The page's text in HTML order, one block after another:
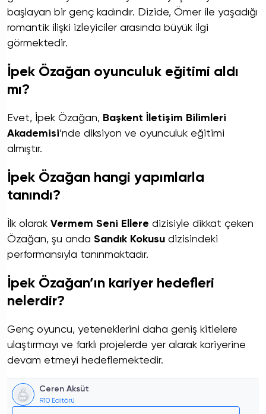
başlayan bir genç kadındır. Dizide, Ömer ile yaşadığı
romantik ilişki izleyiciler arasında büyük ilgi
görmektedir.
İpek Özağan oyunculuk eğitimi aldı
mı?
Evet, İpek Özağan, Başkent İletişim Bilimleri
Akademisi’nde diksiyon ve oyunculuk eğitimi
almıştır.
İpek Özağan hangi yapımlarla
tanındı?
İlk olarak Vermem Seni Ellere dizisiyle dikkat çeken
Özağan, şu anda Sandık Kokusu dizisindeki
performansıyla tanınmaktadır.
İpek Özağan’ın kariyer hedefleri
nelerdir?
Genç oyuncu, yeteneklerini daha geniş kitlelere
ulaştırmayı ve farklı projelerde yer alarak kariyerine
devam etmeyi hedeflemektedir.
Ceren Aksüt
R10 Editörü